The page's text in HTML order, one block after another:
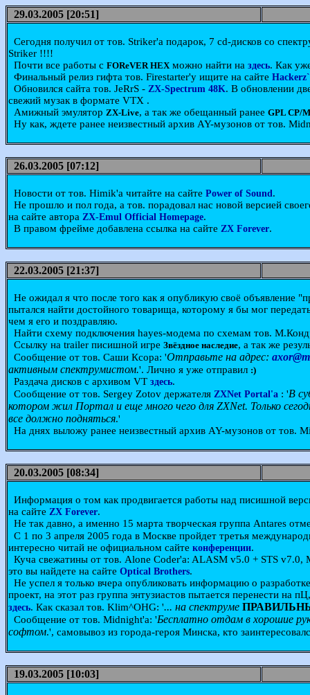
29.03.2005 [20:51]
Сегодня получил от тов. Striker'a подарок, 7 cd-дисков со
Striker !!!!
Почти все работы с FOReVER HEX можно найти на здесь. Как
Финальный релиз гифта тов. Firestarter'у ищите на сайте
Обновился сайта тов. JeRrS - ZX-Spectrum 48K. В обновлении
свежий музак в формате VTX .
Амижный эмулятор ZX-Live, а так же обещанный ранее GPL CP/
Ну как, ждете ранее неизвестный архив AY-музонов от тов.
26.03.2005 [07:12]
Новости от тов. Himik'a читайте на сайте Power of Sound.
Не прошло и пол года, а тов. порадовал нас новой версией
на сайте автора ZX-Emul Official Homepage.
В правом фрейме добавлена ссылка на сайте ZX Forever.
22.03.2005 [21:37]
Не ожидал я что после того как я опубликую своё объявление
пытался найти достойного товарища, которому я бы мог
чем я его и поздравляю.
Найти схему подключения hayes-модема по схемам тов.
Ссылку на trailer писишной игре Звёздное наследие, а так же
Сообщение от тов. Саши Ксора: 'Отправьте на адрес:
активным спектрумистом.'. Лично я уже отправил :)
Раздача дисков с архивом VT здесь.
Сообщение от тов. Sergey Zotov держателя ZXNet Portal'a : 'В
котором жил Портал и еще много чего для ZXNet. Только
все должно подняться.'
На днях выложу ранее неизвестный архив AY-музонов от тов.
20.03.2005 [08:34]
Информация о том как продвигается работы над писишной
на сайте ZX Forever.
Не так давно, а именно 15 марта творческая группа Antares
С 1 по 3 апреля 2005 года в Москве пройдет третья
интересно читай не официальном сайте конференции.
Куча свежатины от тов. Alone Coder'a: ALASM v5.0 + STS
это вы найдете на сайте Optical Brothers.
Не успел я только вчера опубликовать информацию о
проект, на этот раз группа энтузиастов пытается перенести на
здесь. Как сказал тов. Klim^OHG: '... на спектруме
Сообщение от тов. Midnight'a: 'Бесплатно отдам в хорошие
софтом.', самовывоз из города-героя Минска, кто
19.03.2005 [10:03]